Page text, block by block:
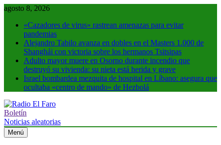
Saltar
contenido
agosto 8, 2026
«Cazadores de virus» rastrean amenazas para evitar
pandemias
Alejandro Tabilo avanza en dobles en el Masters 1.000 de
Shanghái con victoria sobre los hermanos Tsitsipas
Adulto mayor muere en Osorno durante incendio que
destruyó su vivienda: su nieta está herida y grave
Israel bombardea mezquita de hospital en Líbano: asegura que
ocultaba «centro de mando» de Hezbolá
Radio El Faro
Noticias y más
Boletín
Noticias aleatorias
Menú